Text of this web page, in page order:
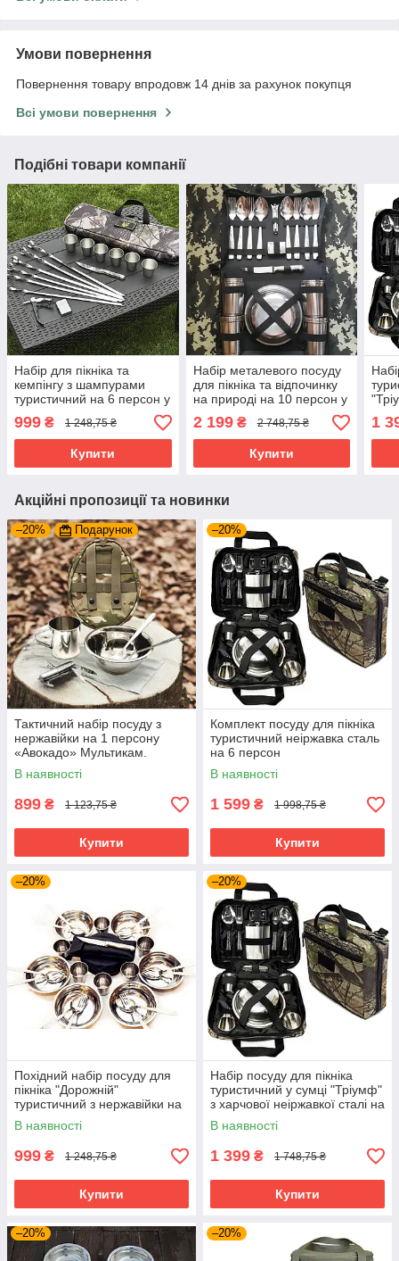
Умови повернення
Повернення товару впродовж 14 днів за рахунок покупця
Всі умови повернення
Подібні товари компанії
Набір для пікніка та
кемпінгу з шампурами
туристичний на 6 персон у
сумці, Набір шампурів і
чарок для пікніка
999 ₴ 1 248,75 ₴
Купити
Набір металевого посуду
для пікніка та відпочинку
на природі на 10 персон у
сумці, Набір посуду для
пікніка
2 199₴ 2 748,75 ₴
Купити
1
Акційні пропозиції та новинки
–20% Подарунок
Тактичний набір посуду з
нержавійки на 1 персону
«Авокадо» Мультикам.
Комплект посуду для одного
В наявності
899 ₴ 1 123,75 ₴
Купити
–20%
Комплект посуду для пікніка
туристичний неіржавка сталь
на 6 персон
В наявності
1 599 ₴ 1 998,75 ₴
Купити
–20%
Похідний набір посуду для
пікніка "Дорожній"
туристичний з нержавійки на
6 персон в зручному чохлі
В наявності
999 ₴ 1 248,75 ₴
Купити
–20%
Набір посуду для пікніка
туристичний у сумці "Тріумф"
з харчової неіржавкої сталі на
4 персони
В наявності
1 399 ₴ 1 748,75 ₴
Купити
–20% –20%